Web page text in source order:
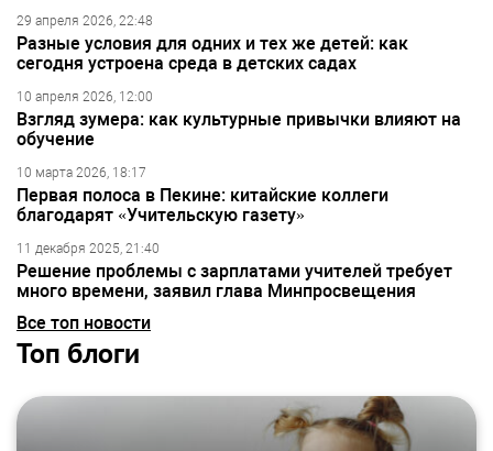
29 апреля 2026, 22:48
Разные условия для одних и тех же детей: как
сегодня устроена среда в детских садах
10 апреля 2026, 12:00
Взгляд зумера: как культурные привычки влияют на
обучение
10 марта 2026, 18:17
Первая полоса в Пекине: китайские коллеги
благодарят «Учительскую газету»
11 декабря 2025, 21:40
Решение проблемы с зарплатами учителей требует
много времени, заявил глава Минпросвещения
Все топ новости
Топ блоги